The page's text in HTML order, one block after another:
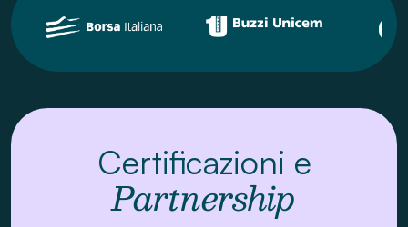
Invia la tua richiesta
Certificazioni e
Partnership